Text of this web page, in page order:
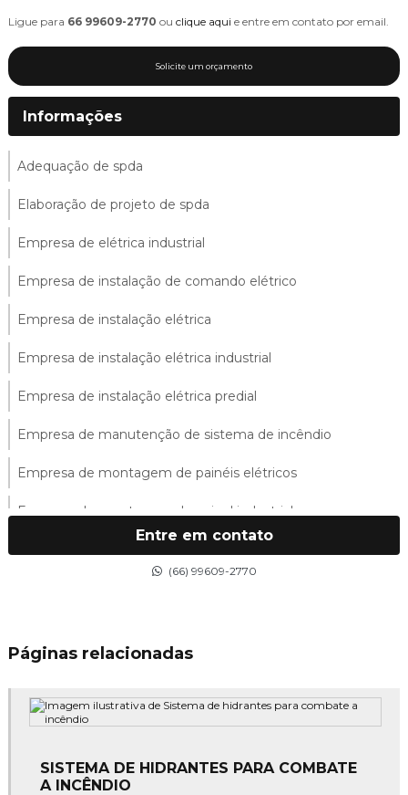
Ligue para 66 99609-2770 ou clique aqui e entre em contato por email.
Solicite um orçamento
Informações
Adequação de spda
Elaboração de projeto de spda
Empresa de elétrica industrial
Empresa de instalação de comando elétrico
Empresa de instalação elétrica
Empresa de instalação elétrica industrial
Empresa de instalação elétrica predial
Empresa de manutenção de sistema de incêndio
Empresa de montagem de painéis elétricos
Empresa de montagem de painel industrial
Empresa de projeto elétrico
Empresa de serviços elétricos
Empresa de spda
Entre em contato
(66) 99609-2770
Páginas relacionadas
SISTEMA DE HIDRANTES PARA COMBATE
A INCÊNDIO